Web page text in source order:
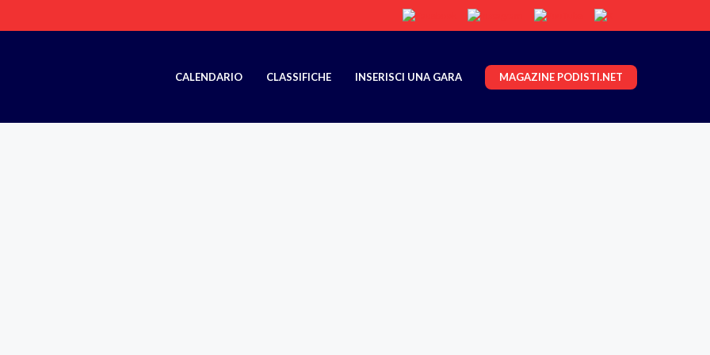
CALENDARIO CLASSIFICHE INSERISCI UNA GARA MAGAZINE PODISTI.NET